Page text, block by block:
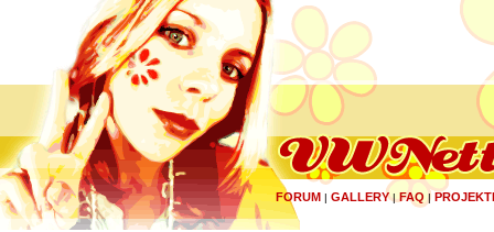
FORUM | GALLERY|FAQ |